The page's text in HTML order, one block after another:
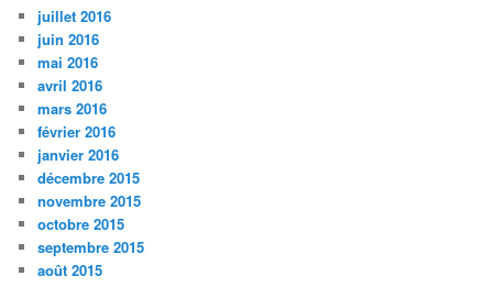
juillet 2016
juin 2016
mai 2016
avril 2016
mars 2016
février 2016
janvier 2016
décembre 2015
novembre 2015
octobre 2015
septembre 2015
août 2015